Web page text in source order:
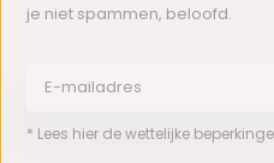
je niet spammen, beloofd.
* Lees hier de wettelijke